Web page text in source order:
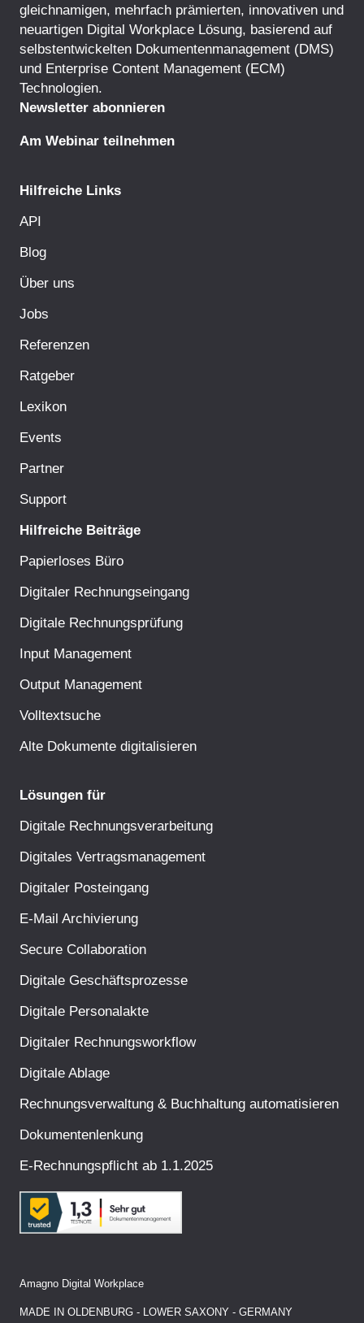
gleichnamigen, mehrfach prämierten, innovativen und
neuartigen Digital Workplace Lösung, basierend auf
selbstentwickelten Dokumentenmanagement (DMS)
und Enterprise Content Management (ECM)
Technologien.
Newsletter abonnieren
Am Webinar teilnehmen
Hilfreiche Links
API
Blog
Über uns
Jobs
Referenzen
Ratgeber
Lexikon
Events
Partner
Support
Hilfreiche Beiträge
Papierloses Büro
Digitaler Rechnungseingang
Digitale Rechnungsprüfung
Input Management
Output Management
Volltextsuche
Alte Dokumente digitalisieren
Lösungen für
Digitale Rechnungsverarbeitung
Digitales Vertragsmanagement
Digitaler Posteingang
E-Mail Archivierung
Secure Collaboration
Digitale Geschäftsprozesse
Digitale Personalakte
Digitaler Rechnungsworkflow
Digitale Ablage
Rechnungsverwaltung & Buchhaltung automatisieren
Dokumentenlenkung
E-Rechnungspflicht ab 1.1.2025
Amagno Digital Workplace
MADE IN OLDENBURG - LOWER SAXONY - GERMANY